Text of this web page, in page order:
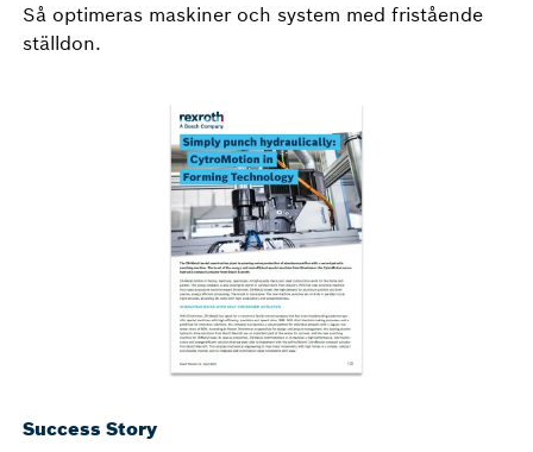
Så optimeras maskiner och system med fristående
ställdon.
Success Story